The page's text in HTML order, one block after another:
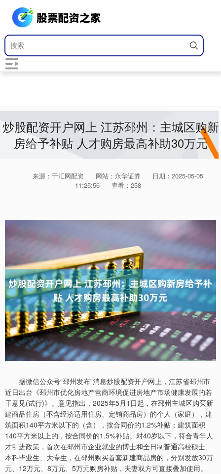
炒股配资开户网上 江苏邳州：主城区购新
房给予补贴 人才购房最高补助30万元
来源：千汇网配资 网站：永华证券
日期：2025-05-05
11:25:56
查看：258
据微信公众号“邳州发布”消息炒股配资开户网上，江苏省邳州市
近日出台《邳州市优化房地产营商环境促进房地产市场健康发展的若
干意见(试行)》。意见指出，2025年5月1日起，在邳州主城区购买新
建商品住房（不含经济适用住房、定销商品房）的个人（家庭），建
筑面积140平方米以下的（含），按合同价的1.2%补贴；建筑面积
140平方米以上的，按合同价的1.5%补贴。对40岁以下，符合青年人
才引进政策，首次在邳州市企业就业的博士和全日制普通高校硕士、
本科毕业生、大专生，在邳州购买首套新建商品房的，分别发放30万
元、12万元、8万元、5万元购房补贴，夫妻双方可直接叠加使用。